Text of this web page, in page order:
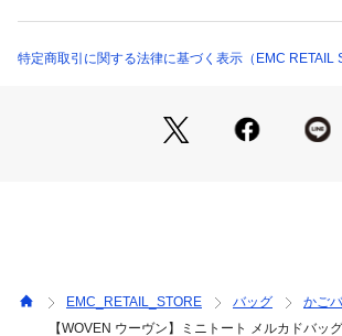
に開閉可能。
コンパクトなサイズながら、見た目以上の
特定商取引に関する法律に基づく表示（EMC RETAIL
EMC_RETAIL_STORE バッグ
かご
【WOVEN ウーヴン】ミニトート メルカドバッ